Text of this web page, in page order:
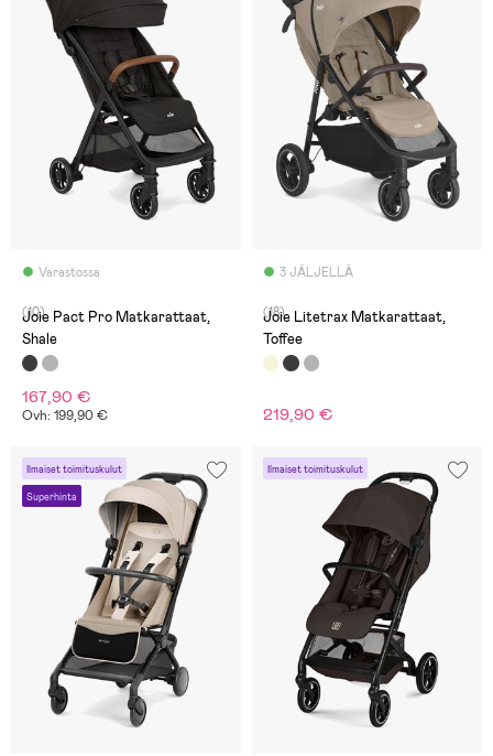
Varastossa
(10)
Joie Pact Pro Matkarattaat,
Shale
167,90 €
Ovh: 199,90 €
3 JÄLJELLÄ
(18)
Joie Litetrax Matkarattaat,
Toffee
219,90 €
Ilmaiset toimituskulut
Superhinta
Ilmaiset toimituskulut